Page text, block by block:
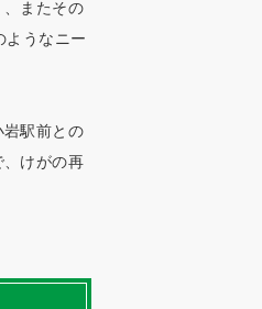
、またその
ようなニー
岩駅前との
、けがの再